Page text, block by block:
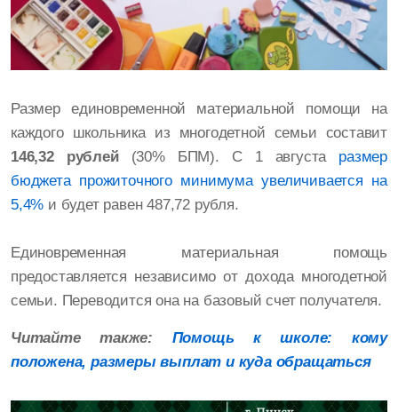
Размер единовременной материальной помощи на
каждого школьника из многодетной семьи составит
146,32 рублей(30% БПМ). С 1 августа размер
бюджета прожиточного минимума увеличивается на
5,4% и будет равен 487,72 рубля.
Единовременная материальная помощь
предоставляется независимо от дохода многодетной
семьи. Переводится она на базовый счет получателя.
Читайте также: Помощь к школе: кому
положена, размеры выплат и куда обращаться